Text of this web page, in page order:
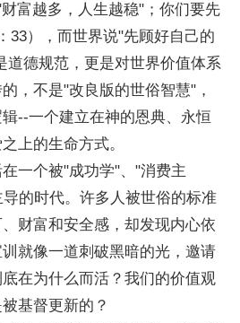
财富越多，人生越稳"；你们要先
33），而世界说"先顾好自己的
道德规范，更是对世界价值体系
，不是"改良版的世俗智慧"，
--一个建立在神的恩典、永恒
上的生命方式。
个被"成功学"、"消费主
的时代。许多人被世俗的标准
财富和安全感，却发现内心依
就像一道刺破黑暗的光，邀请
在为什么而活？我们的价值观
基督更新的？